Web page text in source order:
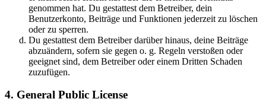
genommen hat. Du gestattest dem Betreiber, dein
Benutzerkonto, Beiträge und Funktionen jederzeit zu löschen
oder zu sperren.
Du gestattest dem Betreiber darüber hinaus, deine Beiträge
abzuändern, sofern sie gegen o. g. Regeln verstoßen oder
geeignet sind, dem Betreiber oder einem Dritten Schaden
zuzufügen.
4. General Public License